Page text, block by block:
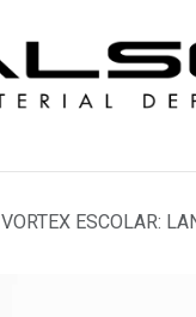
VORTEX ESCOLAR: